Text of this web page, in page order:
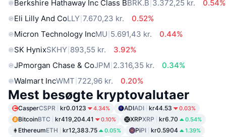
Berkshire Hathaway Inc Class BBRK.B 3.372,25 kr.
0.54%
Eli Lilly And CoLLY 7.670,23 kr.
0.52%
Micron Technology IncMU 5.691,43 kr.
0.44%
SK HynixSKHY 893,55 kr.
3.92%
JPmorgan Chase & CoJPM 2.316,35 kr.
0.34%
Walmart IncWMT 722,96 kr. 0.20%
Mest besøgte kryptovalutaer
CasperCSPR kr0.0123 4.34% ADIADI kr44.53 0.03%
BitcoinBTC kr419,204.41 0.10% XRPXRP kr6.70 0.54%
EthereumETH kr12,383.75 0.05% PiPI kr0.5904 1.39%